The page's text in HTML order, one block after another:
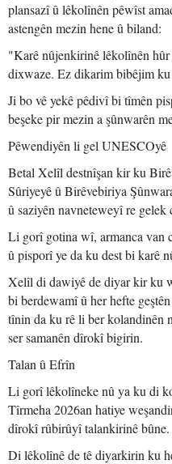
plansazî û lêkolînên pêwîst
astengên mezin hene û biland:
"Karê nûjenkirinê lêkolînên
dixwaze. Ez dikarim bibêjim ku
Ji bo vê yekê pêdivî bi tîmên
beşeke pir mezin a şûnwarên
Pêwendiyên li gel UNESCOyê
Betal Xelîl destnîşan kir ku
Sûriyeyê û Birêvebiriya
û saziyên navneteweyî re
Li gorî gotina wî, armanca van
û pisporî ye da ku dest bi karê
Xelîl di dawiyê de diyar kir ku
bi berdewamî û her hefte
tînin da ku rê li ber kolandinên
ser samanên dîrokî bigirin.
Talan û Efrîn
Li gorî lêkolîneke nû ya ku di
Tîrmeha 2026an hatiye
dîrokî rûbirûyî talankirinê bûne.
Di lêkolînê de tê diyarkirin ku